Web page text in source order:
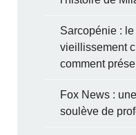
Sarcopénie :
vieillissement
comment
Fox News :
soulève de